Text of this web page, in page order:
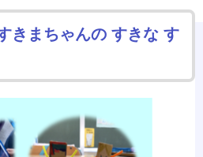
きまちゃんの すきな す